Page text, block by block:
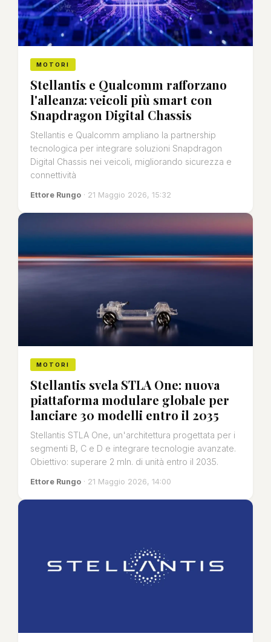
MOTORI
Stellantis e Qualcomm rafforzano
l'alleanza: veicoli più smart con
Snapdragon Digital Chassis
Stellantis e Qualcomm ampliano la partnership
tecnologica per integrare soluzioni Snapdragon
Digital Chassis nei veicoli, migliorando sicurezza e
connettività
Ettore Rungo · 21 Maggio 2026, 15:32
MOTORI
Stellantis svela STLA One: nuova
piattaforma modulare globale per
lanciare 30 modelli entro il 2035
Stellantis STLA One, un'architettura progettata per i
segmenti B, C e D e integrare tecnologie avanzate.
Obiettivo: superare 2 mln. di unità entro il 2035.
Ettore Rungo · 21 Maggio 2026, 14:00